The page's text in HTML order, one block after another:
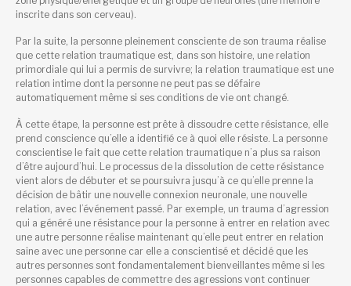
inscrite dans son cerveau).
Par la suite, la personne pleinement consciente de son trauma réalise
que cette relation traumatique est, dans son histoire, une relation
primordiale qui lui a permis de survivre; la relation traumatique est une
relation intime dont la personne ne peut pas se défaire
automatiquement même si ses conditions de vie ont changé.
À cette étape, la personne est prête à dissoudre cette résistance, elle
prend conscience qu’elle a identifié ce à quoi elle résiste. La personne
conscientise le fait que cette relation traumatique n’a plus sa raison
d’être aujourd’hui. Le processus de la dissolution de cette résistance
vient alors de débuter et se poursuivra jusqu’à ce qu’elle prenne la
décision de bâtir une nouvelle connexion neuronale, une nouvelle
relation, avec l’événement passé. Par exemple, un trauma d’agression
qui a généré une résistance pour la personne à entrer en relation avec
une autre personne réalise maintenant qu’elle peut entrer en relation
saine avec une personne car elle a conscientisé et décidé que les
autres personnes sont fondamentalement bienveillantes même si les
personnes capables de commettre des agressions vont continuer